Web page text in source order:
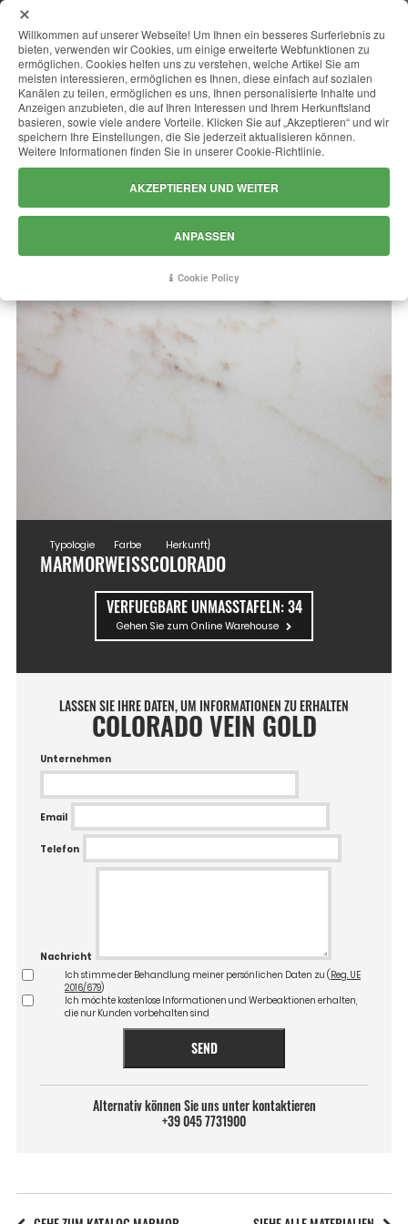
COLORADO VEIN GOLD
Typologie
MARMOR
Farbe
WEISS
Herkunft}
COLORADO
VERFUEGBARE UNMASSTAFELN:34
Gehen Sie zum Online Warehouse
LASSEN SIE IHRE DATEN, UM INFORMATIONEN ZU ERHALTEN
COLORADO VEIN GOLD
Unternehmen
Email
Telefon
Nachricht
Ich stimme der Behandlung meiner persönlichen Daten zu ( Reg. UE
2016/679)
Ich möchte kostenlose Informationen und Werbeaktionen erhalten,
die nur Kunden vorbehalten sind
SEND
Alternativ können Sie uns unter kontaktieren
+39 045 7731900
Willkommen auf unserer Webseite! Um Ihnen ein besseres Surferlebnis zu
bieten, verwenden wir Cookies, um einige erweiterte Webfunktionen zu
ermöglichen. Cookies helfen uns zu verstehen, welche Artikel Sie am
meisten interessieren, ermöglichen es Ihnen, diese einfach auf sozialen
Kanälen zu teilen, ermöglichen es uns, Ihnen personalisierte Inhalte und
Anzeigen anzubieten, die auf Ihren Interessen und Ihrem Herkunftsland
basieren, sowie viele andere Vorteile. Klicken Sie auf „Akzeptieren“ und wir
speichern Ihre Einstellungen, die Sie jederzeit aktualisieren können.
Weitere Informationen finden Sie in unserer Cookie-Richtlinie.
AKZEPTIEREN UND WEITER
ANPASSEN
Cookie Policy